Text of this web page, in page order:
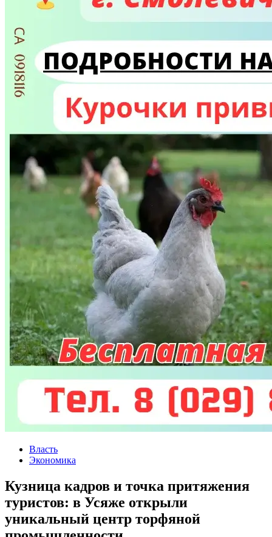
Власть
Экономика
Кузница кадров и точка притяжения
туристов: в Усяже открыли
уникальный центр торфяной